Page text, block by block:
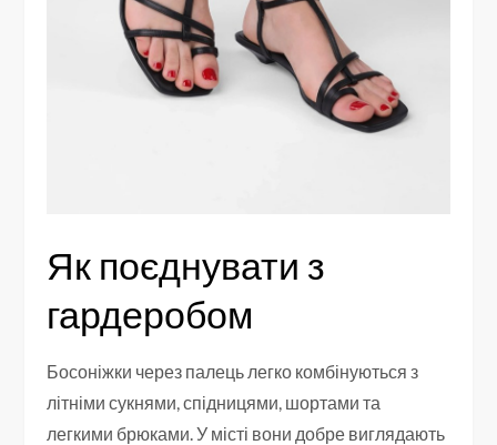
Як поєднувати з
гардеробом
Босоніжки через палець легко комбінуються з
літніми сукнями, спідницями, шортами та
легкими брюками. У місті вони добре виглядають